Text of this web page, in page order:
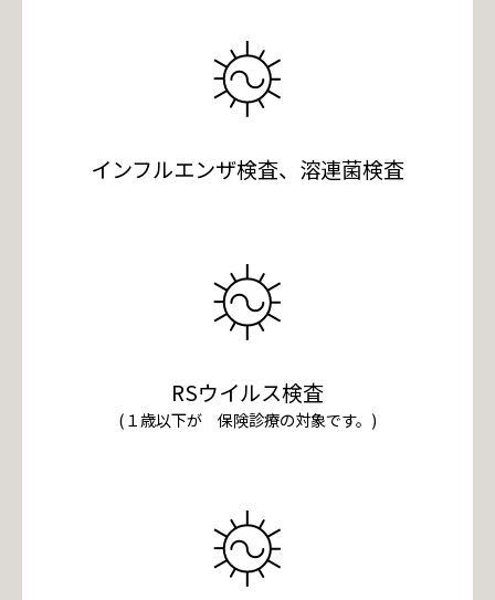
インフルエンザ検査、溶連菌検査
RSウイルス検査
(１歳以下が 保険診療の対象です。)